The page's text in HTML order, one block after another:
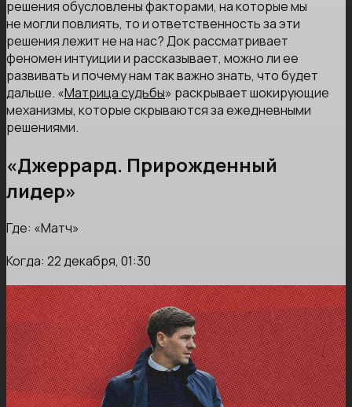
решения обусловлены факторами, на которые мы
не могли повлиять, то и ответственность за эти
решения лежит не на нас? Док рассматривает
феномен интуиции и рассказывает, можно ли ее
развивать и почему нам так важно знать, что будет
дальше. «Матрица судьбы» раскрывает шокирующие
механизмы, которые скрываются за ежедневными
решениями.
«Джеррард. Прирожденный
лидер»
Где: «Матч»
Когда: 22 декабря, 01:30